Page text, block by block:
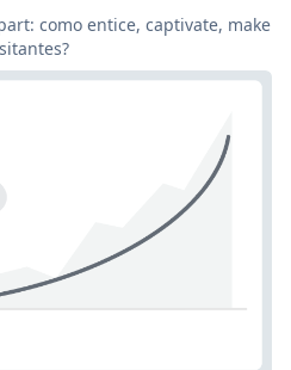
como entice, captivate, make